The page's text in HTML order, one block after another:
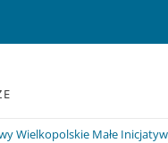
Wielkopolskie Małe